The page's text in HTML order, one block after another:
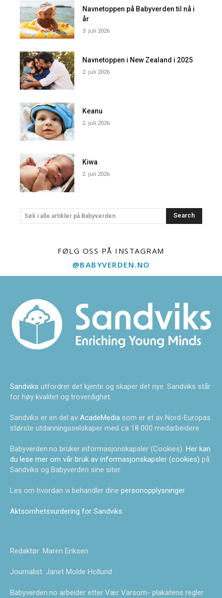
Navnetoppen på Babyverden til nå i
år
3. juli 2026
Navnetoppen i New Zealand i 2025
2. juli 2026
Keanu
2. juli 2026
Kiwa
2. juli 2026
Søk i alle artikler på Babyverden Search
FØLG OSS PÅ INSTAGRAM
@BABYVERDEN.NO
Sandviks utfordrer det kjente og skaper det nye. Sandviks står
for høy kvalitet og troverdighet.
Sandviks er en del av AcadeMedia som er et av Nord-Europas
største utdanningsselskaper med ca 18 000 medarbeidere.
Babyverden.no bruker informasjonskapsler (Cookies). Her kan
du lese mer om vår bruk av informasjonskapsler (cookies) på
Sandviks og Babyverden sine siter.
Les om hvordan vi behandler dine personopplysninger.
Aktsomhetsvurdering for Sandviks.
Redaktør: Maren Eriksen
Journalist: Janet Molde Hollund
Babyverden.no arbeider etter Vær Varsom- plakatens regler